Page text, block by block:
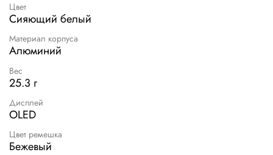
Цвет
Сияющий белый
Материал корпуса
Алюминий
Вес
25.3 г
Дисплей
OLED
Цвет ремешка
Бежевый